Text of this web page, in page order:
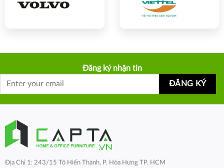
Đăng ký nhận tin
Địa Chỉ 1: 243/15 Tô Hiến Thành, P. Hòa Hưng TP. HCM